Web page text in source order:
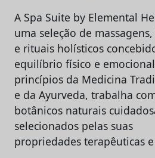
A Spa Suite by Elemental
uma seleção de
e rituais holísticos
equilíbrio físico e
princípios da Medicina
e da Ayurveda, trabalha
botânicos naturais
selecionados pelas suas
propriedades terapêuticas